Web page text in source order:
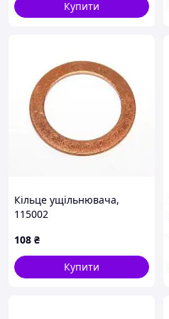
Купити
Кільце ущільнювача,
115002
108 ₴
Купити